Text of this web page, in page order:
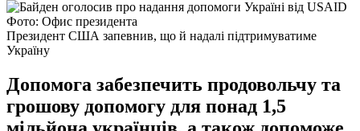
Фото: Офис президента
Президент США запевнив, що й надалі підтримуватиме
Україну
Допомога забезпечить продовольчу та
грошову допомогу для понад 1,5